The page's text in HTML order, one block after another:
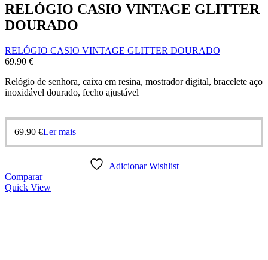
RELÓGIO CASIO VINTAGE GLITTER
DOURADO
RELÓGIO CASIO VINTAGE GLITTER DOURADO
69.90 €
Relógio de senhora, caixa em resina, mostrador digital, bracelete aço
inoxidável dourado, fecho ajustável
69.90 €Ler mais
Adicionar Wishlist
Comparar
Quick View